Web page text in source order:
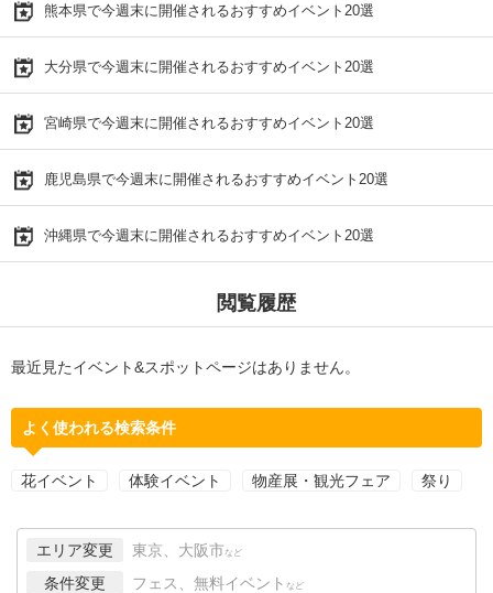
熊本県で今週末に開催されるおすすめイベント20選
大分県で今週末に開催されるおすすめイベント20選
宮崎県で今週末に開催されるおすすめイベント20選
鹿児島県で今週末に開催されるおすすめイベント20選
沖縄県で今週末に開催されるおすすめイベント20選
閲覧履歴
最近見たイベント&スポットページはありません。
よく使われる検索条件
花イベント 体験イベント 物産展・観光フェア 祭り
エリア変更 東京、大阪市 など
条件変更 フェス、無料イベント など